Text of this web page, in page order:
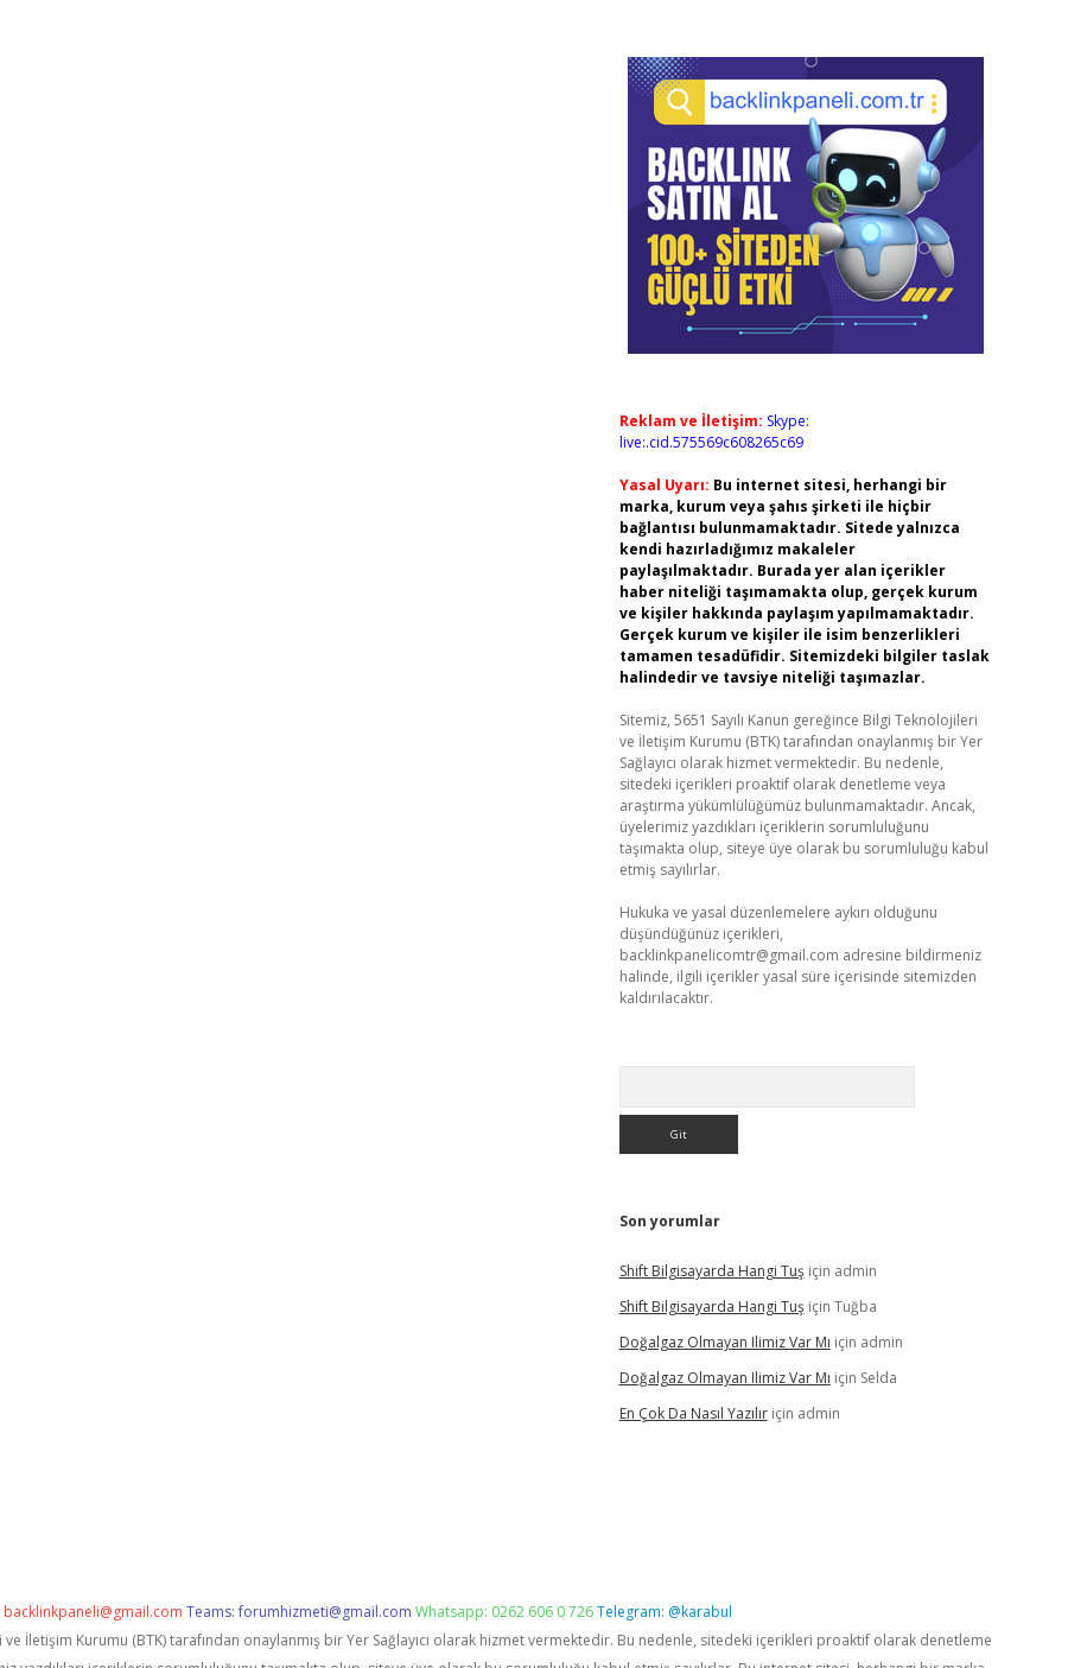
Reklam ve İletişim: Skype:
live:.cid.575569c608265c69
Yasal Uyarı: Bu internet sitesi, herhangi bir
marka, kurum veya şahıs şirketi ile hiçbir
bağlantısı bulunmamaktadır. Sitede yalnızca
kendi hazırladığımız makaleler
paylaşılmaktadır. Burada yer alan içerikler
haber niteliği taşımamakta olup, gerçek kurum
ve kişiler hakkında paylaşım yapılmamaktadır.
Gerçek kurum ve kişiler ile isim benzerlikleri
tamamen tesadüfidir. Sitemizdeki bilgiler taslak
halindedir ve tavsiye niteliği taşımazlar.
Sitemiz, 5651 Sayılı Kanun gereğince Bilgi Teknolojileri
ve İletişim Kurumu (BTK) tarafından onaylanmış bir Yer
Sağlayıcı olarak hizmet vermektedir. Bu nedenle,
sitedeki içerikleri proaktif olarak denetleme veya
araştırma yükümlülüğümüz bulunmamaktadır. Ancak,
üyelerimiz yazdıkları içeriklerin sorumluluğunu
taşımakta olup, siteye üye olarak bu sorumluluğu kabul
etmiş sayılırlar.
Hukuka ve yasal düzenlemelere aykırı olduğunu
düşündüğünüz içerikleri,
backlinkpanelicomtr@gmail.com adresine bildirmeniz
halinde, ilgili içerikler yasal süre içerisinde sitemizden
kaldırılacaktır.
Son yorumlar
Shift Bilgisayarda Hangi Tuşiçin admin
Shift Bilgisayarda Hangi Tuşiçin Tuğba
Doğalgaz Olmayan Ilimiz Var Mı için admin
Doğalgaz Olmayan Ilimiz Var Mı için Selda
En Çok Da Nasıl Yazılıriçin admin
backlinkpaneli@gmail.com Teams:forumhizmeti@gmail.com Whatsapp: 0262 606 0 726Telegram: @karabul
ve İletişim Kurumu (BTK) tarafından onaylanmış bir Yer Sağlayıcı olarak hizmet vermektedir. Bu nedenle, sitedeki içerikleri proaktif olarak denetleme